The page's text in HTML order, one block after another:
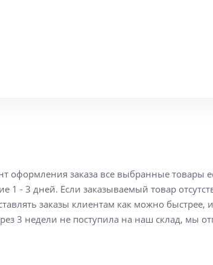
оформления заказа все выбранные товары
- 3 дней. Если заказываемый товар
заказы клиентам как можно быстрее,
3 недели не поступила на наш склад, мы